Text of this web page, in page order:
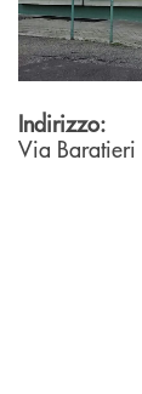
Indirizzo:
Via Baratieri